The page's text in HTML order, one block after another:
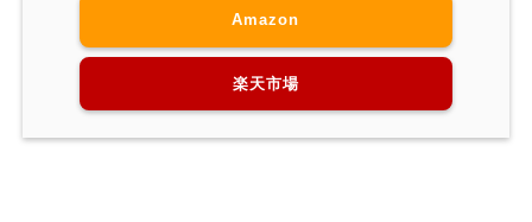
Amazon
楽天市場